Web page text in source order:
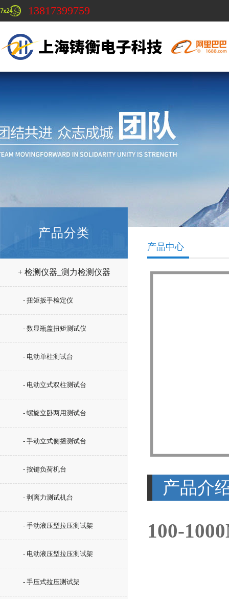
13817399759
产品分类
+ 检测仪器_测力检测仪器
- 扭矩扳手检定仪
- 数显瓶盖扭矩测试仪
- 电动单柱测试台
- 电动立式双柱测试台
- 螺旋立卧两用测试台
- 手动立式侧摇测试台
- 按键负荷机台
- 剥离力测试机台
- 手动液压型拉压测试架
- 电动液压型拉压测试架
- 手压式拉压测试架
产品中心
产品介
100-